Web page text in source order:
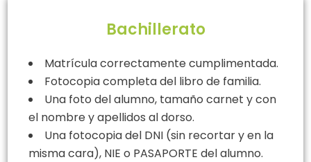
Bachillerato
Matrícula correctamente cumplimentada.
Fotocopia completa del libro de familia.
Una foto del alumno, tamaño carnet y con
el nombre y apellidos al dorso.
Una fotocopia del DNI (sin recortar y en la
misma cara), NIE o PASAPORTE del alumno.